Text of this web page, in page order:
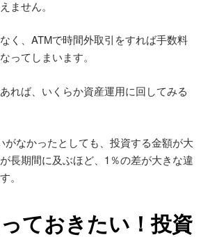
ません。
く、ATMで時間外取引をすれば手数料
ってしまいます。
れば、いくらか資産運用に回してみる
がなかったとしても、投資する金額が大
長期間に及ぶほど、1％の差が大きな違
。
ておきたい！投資